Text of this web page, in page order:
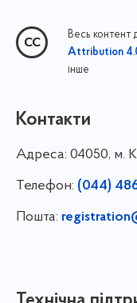
Весь контент
Attribution
інше
Контакти
Адреса: 04050, м.
Телефон: (044)
Пошта: